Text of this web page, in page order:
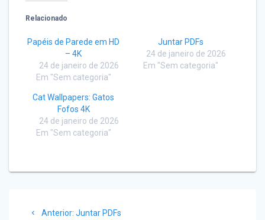
Relacionado
Papéis de Parede em HD
– 4K
24 de janeiro de 2026
Em "Sem categoria"
Juntar PDFs
24 de janeiro de 2026
Em "Sem categoria"
Cat Wallpapers: Gatos
Fofos 4K
24 de janeiro de 2026
Em "Sem categoria"
Anterior: Post
Juntar PDFs